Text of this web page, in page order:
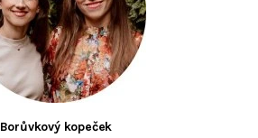
Borůvkový kopeček